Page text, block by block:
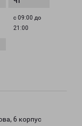
с 09:00 до
21:00
6 корпус